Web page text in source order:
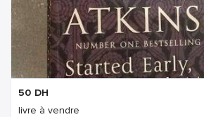
50 DH
livre à vendre